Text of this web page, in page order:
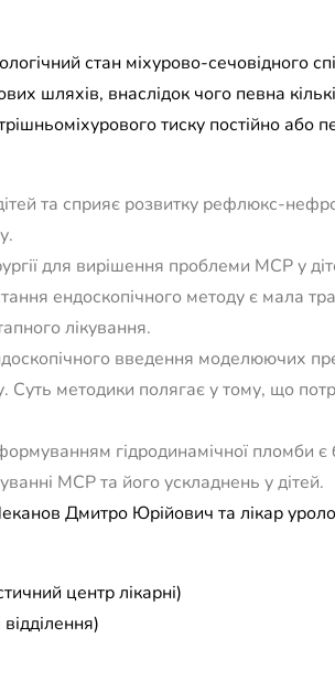
стан міхурово-сечовідного
шляхів, внаслідок чого певна
тиску постійно або
та сприяє розвитку рефлюкс-
для вирішення проблеми МСР у
ендоскопічного методу є мала
лікування.
введення моделюючих
Суть методики полягає у тому, що
гідродинамічної пломби
МСР та його ускладнень у дітей.
Дмитро Юрійович та лікар
центр лікарні)